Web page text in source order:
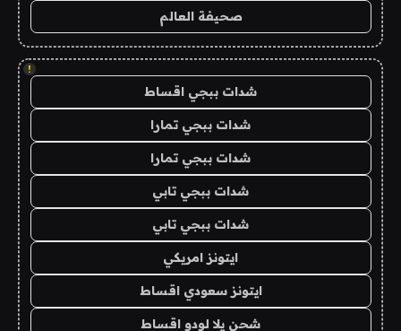
صحيفة العالم
!
شدات ببجي اقساط
شدات ببجي تمارا
شدات ببجي تمارا
شدات ببجي تابي
شدات ببجي تابي
ايتونز امريكي
ايتونز سعودي اقساط
شحن يلا لودو اقساط